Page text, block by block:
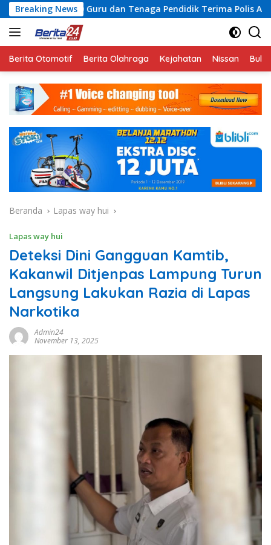
Langsung
ke
konten
Breaking News
dan Tenaga Pendidik Terima Polis Asuransi Jiwa
Berita Otomotif Berita Olahraga Kejahatan Nissan
Beranda Lapas way hui
Lapas way hui
Deteksi Dini Gangguan Kamtib,
Kakanwil Ditjenpas Lampung Turun
Langsung Lakukan Razia di Lapas
Narkotika
Admin24
November 13, 2025